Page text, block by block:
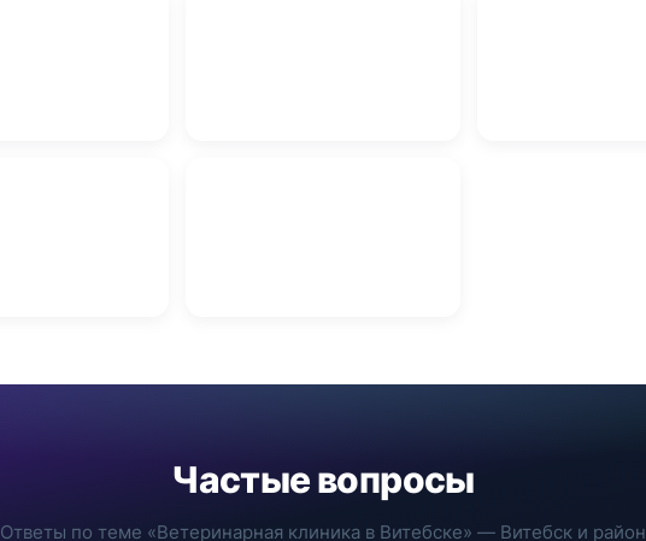
Частые вопросы
Ответы по теме «Ветеринарная клиника в Витебске» — Витебск и район